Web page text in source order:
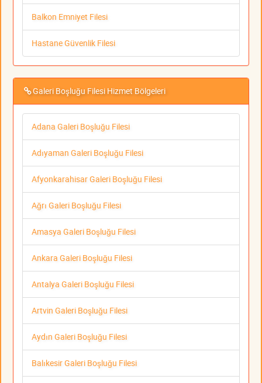
Balkon Emniyet Filesi
Hastane Güvenlik Filesi
Galeri Boşluğu Filesi Hizmet Bölgeleri
Adana Galeri Boşluğu Filesi
Adıyaman Galeri Boşluğu Filesi
Afyonkarahisar Galeri Boşluğu Filesi
Ağrı Galeri Boşluğu Filesi
Amasya Galeri Boşluğu Filesi
Ankara Galeri Boşluğu Filesi
Antalya Galeri Boşluğu Filesi
Artvin Galeri Boşluğu Filesi
Aydın Galeri Boşluğu Filesi
Balıkesir Galeri Boşluğu Filesi